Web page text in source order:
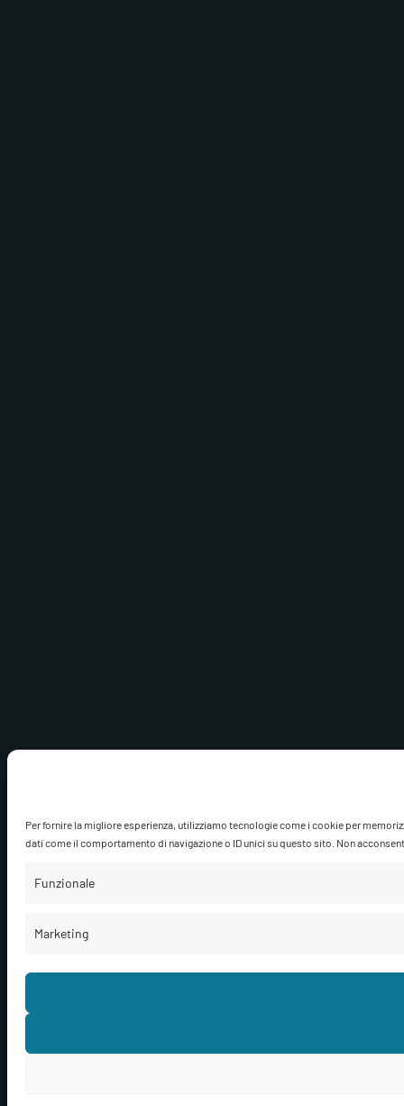
Per fornire la migliore esperienza, utilizziamo tecnologie come i cookie per
dati come il comportamento di navigazione o ID unici su questo sito. Non
Funzionale
Marketing